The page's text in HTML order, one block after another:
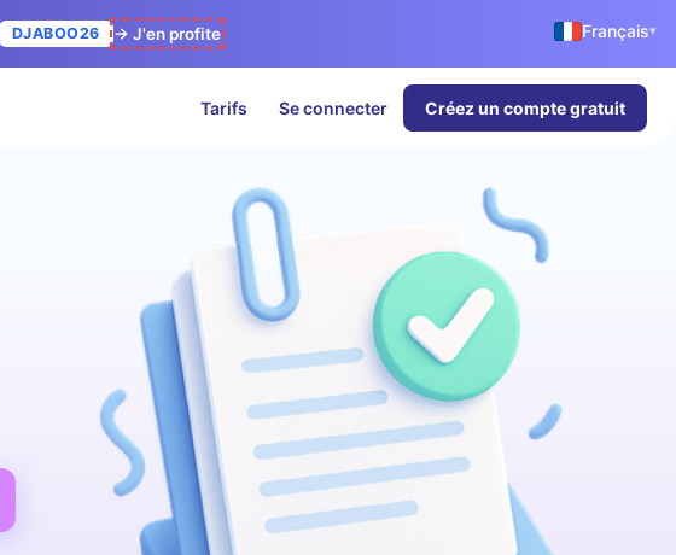
DJABOO26 → J'en profite Français▾
Tarifs Se connecter Créez un compte gratuit